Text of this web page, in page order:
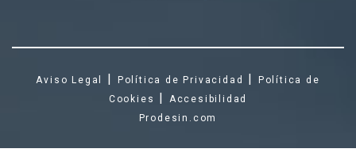
Aviso Legal | Política de Privacidad |
Política de
Cookies
|
Accesibilidad
Prodesin.com